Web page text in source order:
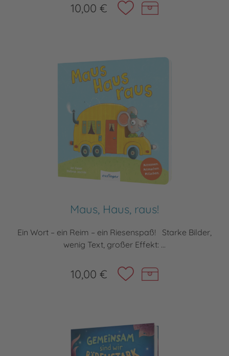
10,00 €
Maus, Haus, raus!
Ein Wort – ein Reim – ein Riesenspaß! Starke Bilder,
wenig Text, großer Effekt: ...
10,00 €